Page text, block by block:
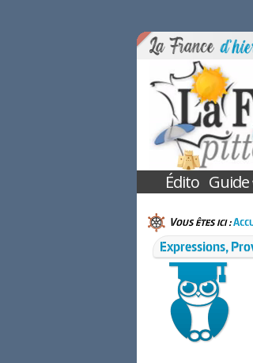
Édito Guide
Vous êtes ici :
Expressions,